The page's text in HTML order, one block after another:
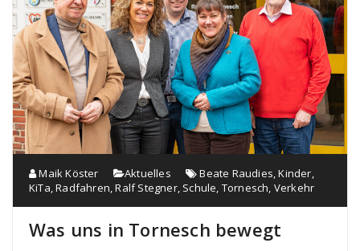
Maik Köster Aktuelles Beate Raudies,Kinder,
KiTa,Radfahren,Ralf Stegner, Schule, Tornesch, Verkehr
Was uns in Tornesch bewegt